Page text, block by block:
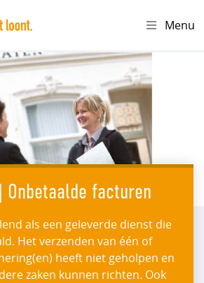
Menu
Onbetaalde facturen
als een geleverde dienst die
Het verzenden van één of
heeft niet geholpen en
zaken kunnen richten. Ook